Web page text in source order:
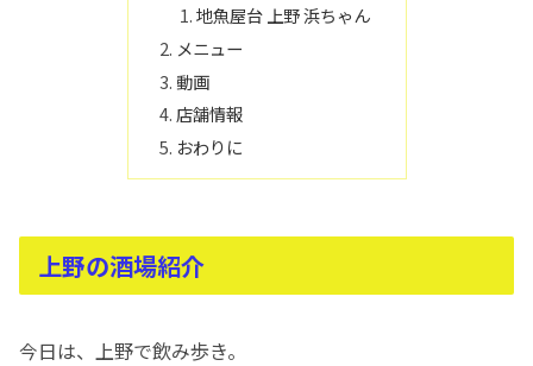
地魚屋台 上野 浜ちゃん
メニュー
動画
店舗情報
おわりに
上野の酒場紹介
今日は、上野で飲み歩き。